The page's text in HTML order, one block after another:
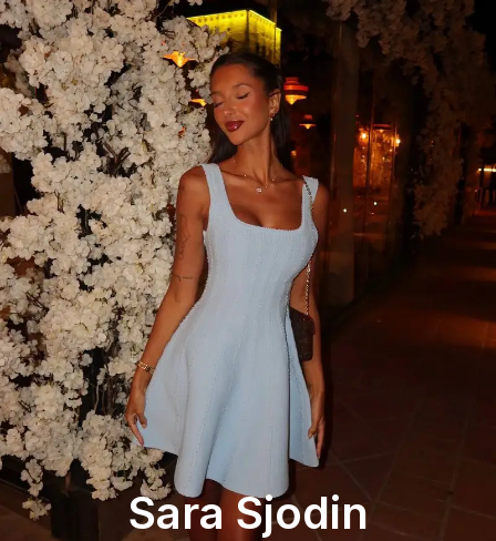
Sara Sjodin